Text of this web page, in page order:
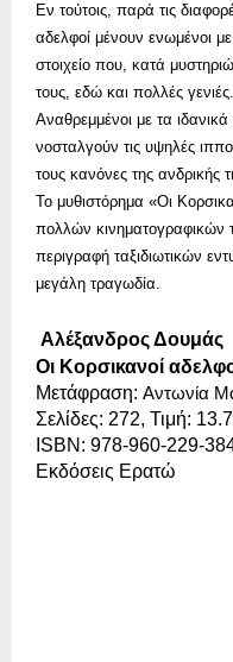
Εν τούτοις, παρά τις
αδελφοί μένουν ενωμένοι
στοιχείο που, κατά
τους, εδώ και πολλές γενιές.
Αναθρεμμένοι με τα
νοσταλγούν τις υψηλές
τους κανόνες της ανδρικής
Το μυθιστόρημα «Οι
πολλών κινηματογραφικών
περιγραφή ταξιδιωτικών
μεγάλη τραγωδία.
Αλέξανδρος Δουμάς
Οι Κορσικανοί
Μετάφραση: Αντωνία
Σελίδες: 272, Τιμή:
ISBN: 978-960-229-
Εκδόσεις Ερατώ